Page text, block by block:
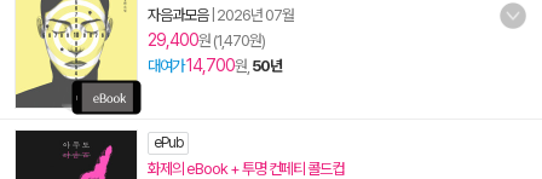
자음과모음| 2026년 07월
29,400원 (1,470원)
대여가14,700원, 50년
ePub
화제의 eBook + 투명 컨페티 콜드컵